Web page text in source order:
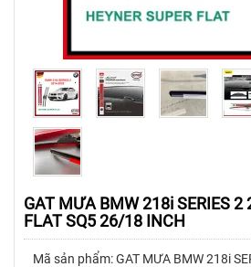
GAT MƯA BMW 218i SERIES 2
FLAT SQ5 26/18 INCH
Mã sản phẩm: GAT MƯA BMW 218i